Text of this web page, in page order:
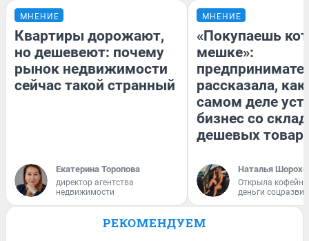
МНЕНИЕ
Квартиры дорожают,
но дешевеют: почему
рынок недвижимости
сейчас такой странный
Екатерина Торопова
директор агентства
недвижимости
МНЕНИЕ
«Покупаешь
мешке»:
рассказала, как
самом деле
бизнес со
дешевых
Наталья
Открыла
деньги
РЕКОМЕНДУЕМ